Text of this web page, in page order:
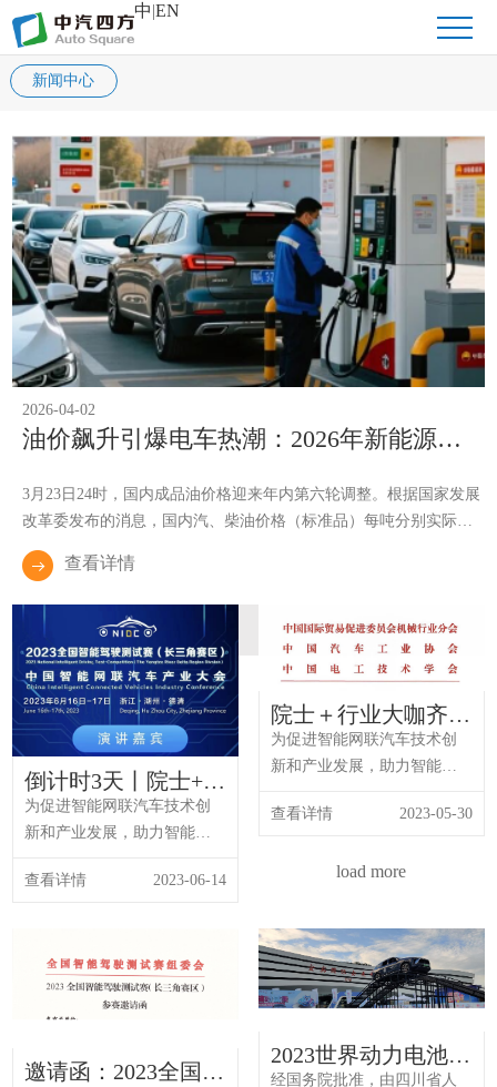
中|EN
新闻中心
2026-04-02
油价飙升引爆电车热潮：2026年新能源汽
3月23日24时，国内成品油价格迎来年内第六轮调整。根据国家发展
改革委发布的消息，国内汽、柴油价格（标准品）每吨分别实际上
调1160元和1115元，创下现行成品油定价机制施行以来单次调整幅
度的历史最大纪录。
查看详情
倒计时3天丨院士+行
业大咖齐聚！2023中
国智能网联汽车产业
为促进智能网联汽车技术创
新和产业发展，助力智能网
中国国际贸易促进委员会机
湖州市贸促会、德清县人民
政府、湖州莫干山高新区管
委会共同主办的“2023中国智
17日在浙江省湖州德清国际
查看详情 2023-06-14
院士＋行业大咖齐
聚！2023中国国际智
能网联汽车产业高峰
举办
为促进智能网联汽车技术创
新和产业发展，助力智能网
中国国际贸易促进委员会机
协会、中国电工技术学会、
政府、湖州莫干山高新区管
委会共同主办的“2023 中国国
际智能网联汽车产业高峰论
坛”将于6月16-17日在浙江
查看详情 2023-05-30
邀请函：2023全国智
2023世界动力电池大
会新能源汽车试乘体
经国务院批准，由四川省人
load more